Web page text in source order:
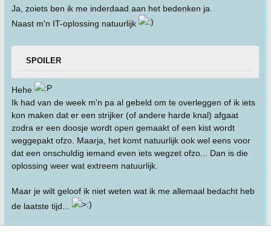
Ja, zoiets ben ik me inderdaad aan het bedenken ja.
Naast m'n IT-oplossing natuurlijk
SPOILER
Hehe
Ik had van de week m'n pa al gebeld om te overleggen of ik iets
kon maken dat er een strijker (of andere harde knal) afgaat
zodra er een doosje wordt open gemaakt of een kist wordt
weggepakt ofzo. Maarja, het komt natuurlijk ook wel eens voor
dat een onschuldig iemand even iets wegzet ofzo... Dan is die
oplossing weer wat extreem natuurlijk.
Maar je wilt geloof ik niet weten wat ik me allemaal bedacht heb
de laatste tijd...